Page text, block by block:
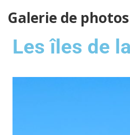
Galerie de photos
Les îles de